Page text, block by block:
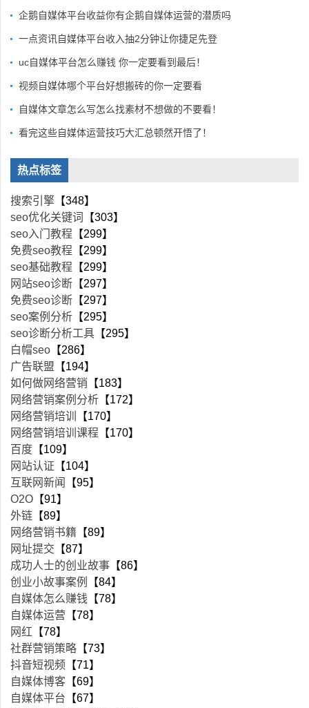
企鹅自媒体平台收益你有企鹅自媒体运营的潜质吗
一点资讯自媒体平台收入抽2分钟让你捷足先登
uc自媒体平台怎么赚钱 你一定要看到最后！
视频自媒体哪个平台好想搬砖的你一定要看
自媒体文章怎么写怎么找素材不想做的不要看！
看完这些自媒体运营技巧大汇总顿然开悟了！
热点标签
搜索引擎 【348】
seo优化关键词
【303】
seo入门教程 【299】
免费seo教程 【299】
seo基础教程 【299】
网站seo诊断 【297】
免费seo诊断 【297】
seo案例分析 【295】
seo诊断分析工具 【295】
白帽seo 【286】
广告联盟 【194】
如何做网络营销 【183】
网络营销案例分析 【172】
网络营销培训
【170】
网络营销培训课程 【170】
百度 【109】
网站认证 【104】
互联网新闻
【95】
O2O 【91】
外链 【89】
网络营销书籍 【89】
网址提交 【87】
成功人士的创业故事 【86】
创业小故事案例
【84】
自媒体怎么赚钱 【78】
自媒体运营 【78】
网红 【78】
社群营销策略 【73】
抖音短视频 【71】
自媒体博客 【69】
自媒体平台 【67】